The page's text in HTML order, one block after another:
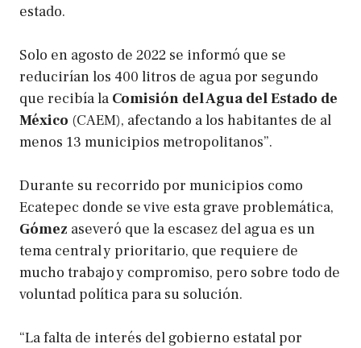
estado.
Solo en agosto de 2022 se informó que se
reducirían los 400 litros de agua por segundo
que recibía la Comisión del Agua delEstado de
México (CAEM), afectando a los habitantes de al
menos 13 municipios metropolitanos”.
Durante su recorrido por municipios como
Ecatepec donde se vive esta grave problemática,
Gómez aseveró que la escasez del agua es un
tema central y prioritario, que requiere de
mucho trabajo y compromiso, pero sobre todo de
voluntad política para su solución.
“La falta de interés del gobierno estatal por